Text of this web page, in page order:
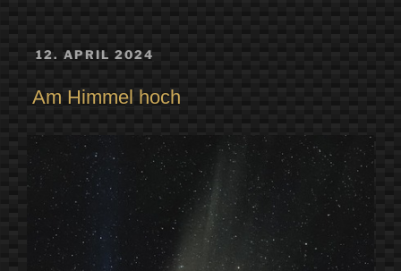
VERÖFFENTLICHT
12. APRIL 2024
Am Himmel hoch